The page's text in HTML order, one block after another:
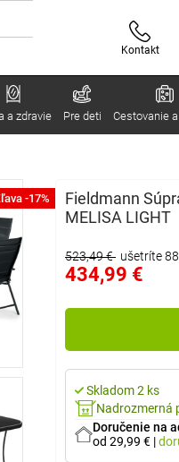
Kontakt
a zdravie Pre deti Cestovanie
-17%
Fieldmann
MELISA LIGHT
523,49 € ušetríte
434,99 €
Skladom 2 ks
Nadrozmerná
Doručenie na
od 29,99 € |